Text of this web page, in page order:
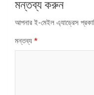
মন্তব্য করুন
আপনার ই-মেইল এ্যাড্রেস
মন্তব্য *